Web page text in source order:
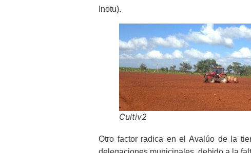
Inotu).
Cultiv2
Otro factor radica en el Avalúo de la